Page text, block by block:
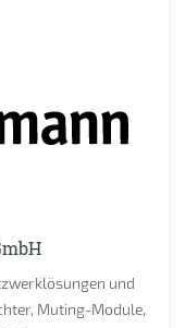
und
Muting-Module,